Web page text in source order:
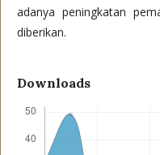
adanya peningkatan
diberikan.
Downloads